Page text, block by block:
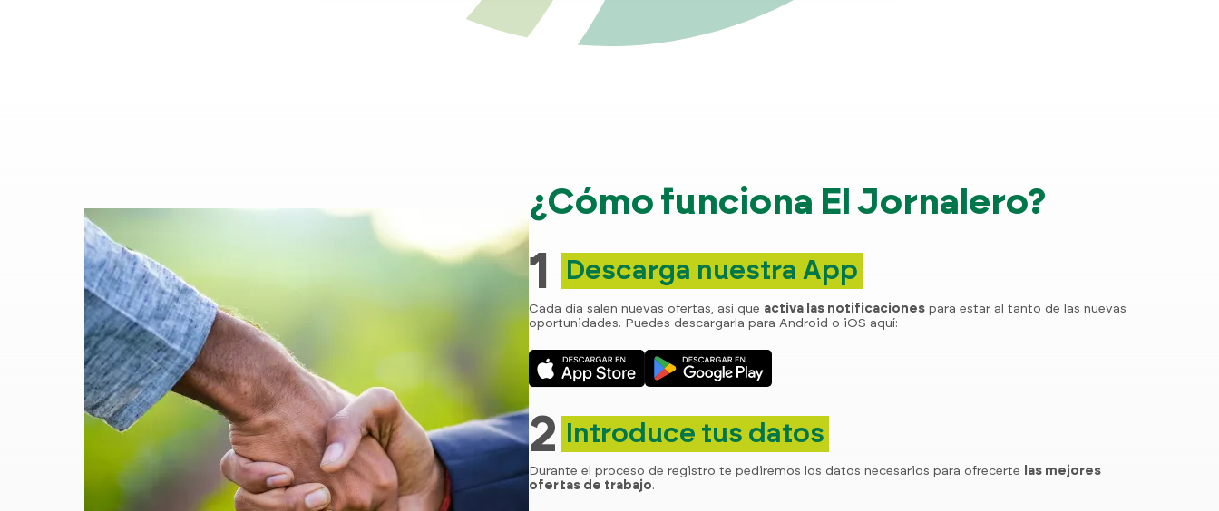
¿Cómo funciona El Jornalero?
1 Descarga nuestra App
Cada día salen nuevas ofertas, así que activa las notificaciones para estar al tanto de las nuevas
oportunidades. Puedes descargarla para Android o iOS aquí:
2 Introduce tus datos
Durante el proceso de registro te pediremos los datos necesarios para ofrecerte
las mejores
ofertas de trabajo.